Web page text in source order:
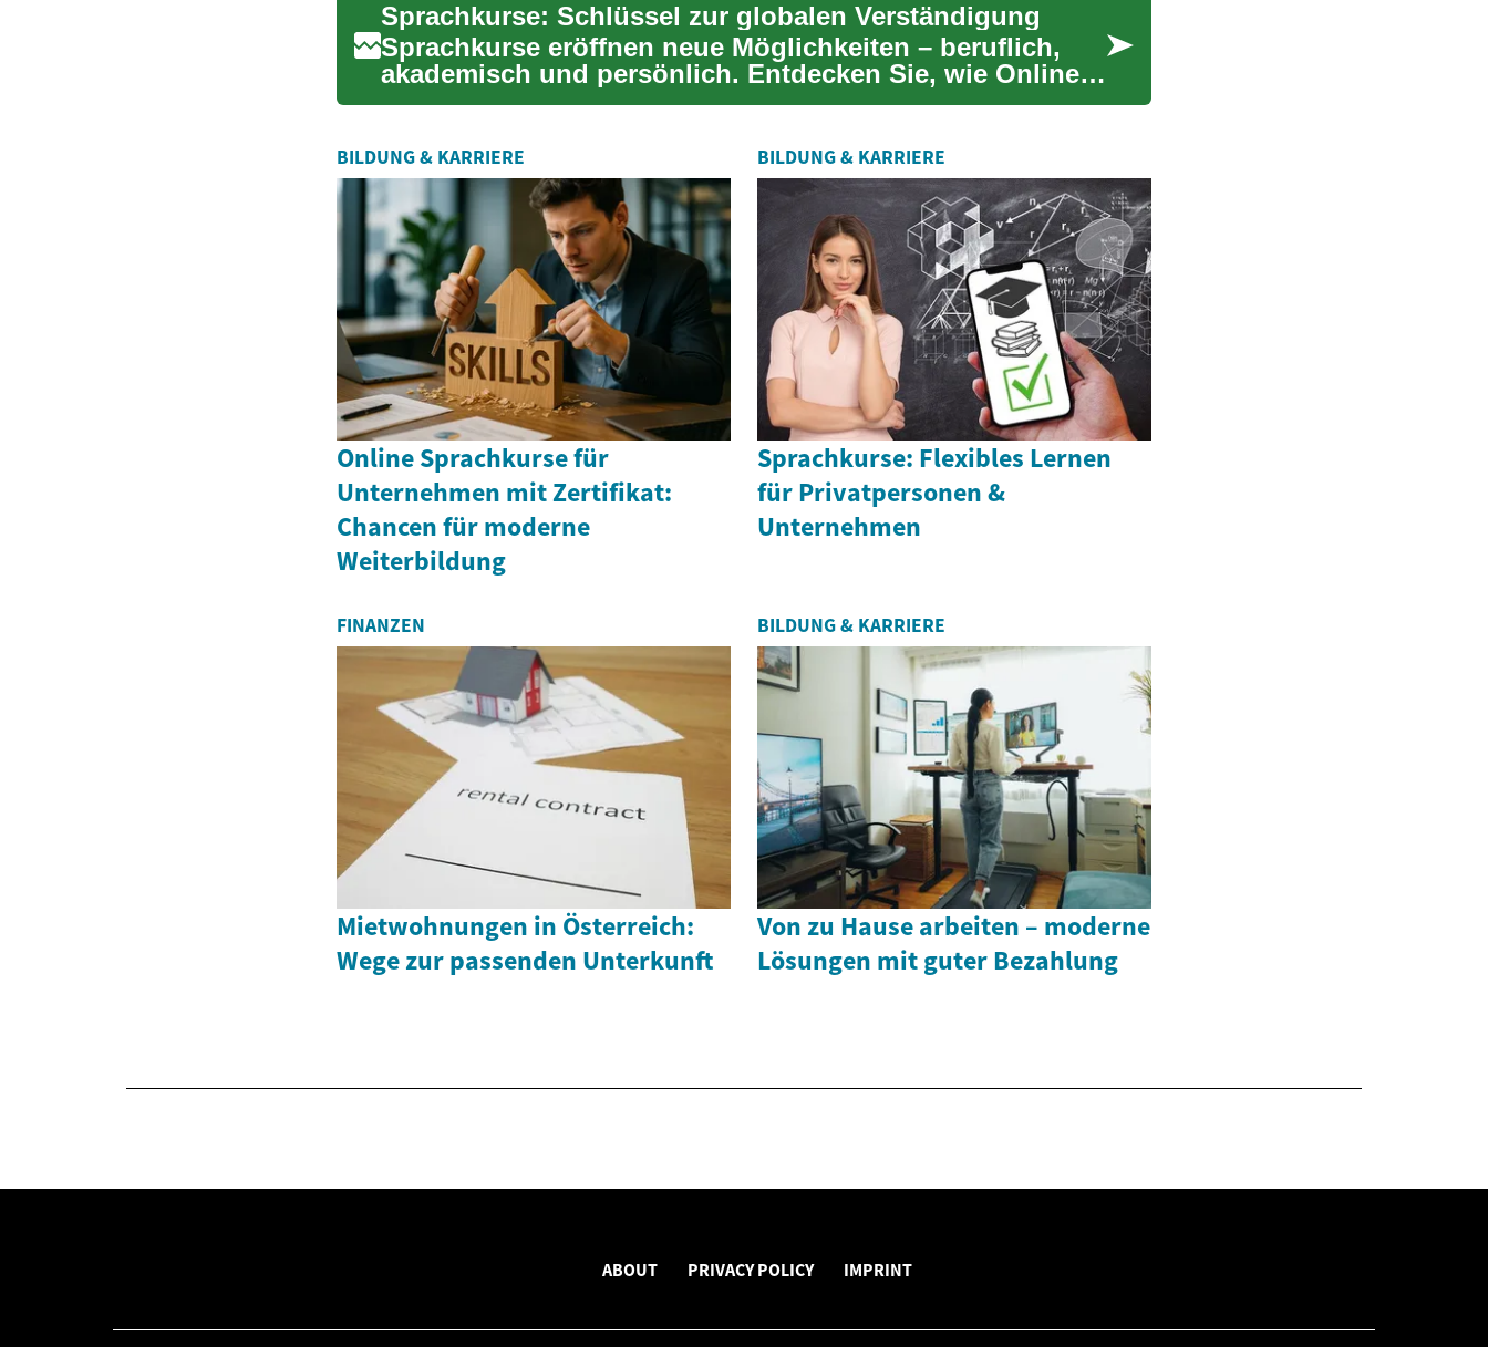
Sprachkurse: Schlüssel zur globalen Verständigung
Sprachkurse eröffnen neue Möglichkeiten – beruflich,
akademisch und persönlich. Entdecken Sie, wie Online-
Lernen mit ...
BILDUNG & KARRIERE
Online Sprachkurse für
Unternehmen mit Zertifikat:
Chancen für moderne
Weiterbildung
BILDUNG & KARRIERE
Sprachkurse: Flexibles Lernen
für Privatpersonen &
Unternehmen
FINANZEN
Mietwohnungen in Österreich:
Wege zur passenden Unterkunft
BILDUNG & KARRIERE
Von zu Hause arbeiten – moderne
Lösungen mit guter Bezahlung
ABOUT PRIVACY POLICY IMPRINT